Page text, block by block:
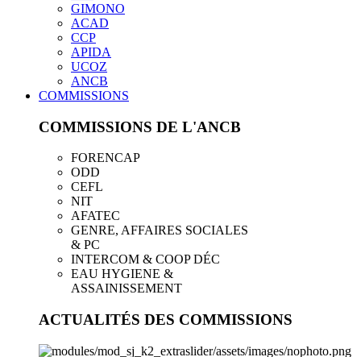
GIMONO
ACAD
CCP
APIDA
UCOZ
ANCB
COMMISSIONS
COMMISSIONS DE L'ANCB
FORENCAP
ODD
CEFL
NIT
AFATEC
GENRE, AFFAIRES SOCIALES
& PC
INTERCOM & COOP DÉC
EAU HYGIENE &
ASSAINISSEMENT
ACTUALITÉS DES COMMISSIONS